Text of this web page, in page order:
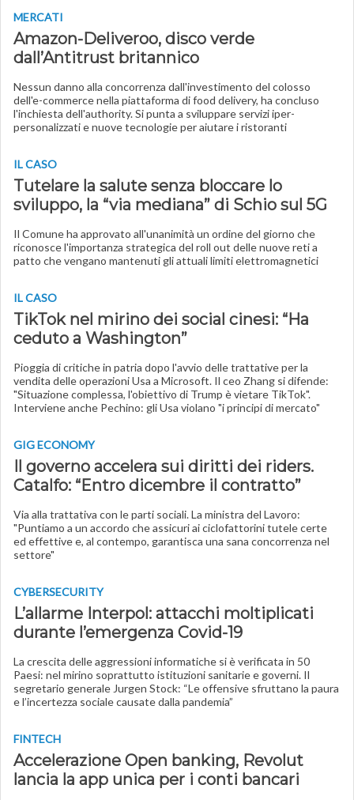
MERCATI
Amazon-Deliveroo, disco verde
dall’Antitrust britannico
Nessun danno alla concorrenza dall'investimento del colosso
dell'e-commerce nella piattaforma di food delivery, ha concluso
l'inchiesta dell'authority. Si punta a sviluppare servizi iper-
personalizzati e nuove tecnologie per aiutare i ristoranti
IL CASO
Tutelare la salute senza bloccare lo
sviluppo, la “via mediana” di Schio sul 5G
Il Comune ha approvato all'unanimità un ordine del giorno che
riconosce l'importanza strategica del roll out delle nuove reti a
patto che vengano mantenuti gli attuali limiti elettromagnetici
IL CASO
TikTok nel mirino dei social cinesi: “Ha
ceduto a Washington”
Pioggia di critiche in patria dopo l'avvio delle trattative per la
vendita delle operazioni Usa a Microsoft. Il ceo Zhang si difende:
"Situazione complessa, l'obiettivo di Trump è vietare TikTok".
Interviene anche Pechino: gli Usa violano "i principi di mercato"
GIG ECONOMY
Il governo accelera sui diritti dei riders.
Catalfo: “Entro dicembre il contratto”
Via alla trattativa con le parti sociali. La ministra del Lavoro:
"Puntiamo a un accordo che assicuri ai ciclofattorini tutele certe
ed effettive e, al contempo, garantisca una sana concorrenza nel
settore"
CYBERSECURITY
L’allarme Interpol: attacchi moltiplicati
durante l’emergenza Covid-19
La crescita delle aggressioni informatiche si è verificata in 50
Paesi: nel mirino soprattutto istituzioni sanitarie e governi. Il
segretario generale Jurgen Stock: “Le offensive sfruttano la paura
e l’incertezza sociale causate dalla pandemia”
FINTECH
Accelerazione Open banking, Revolut
lancia la app unica per i conti bancari